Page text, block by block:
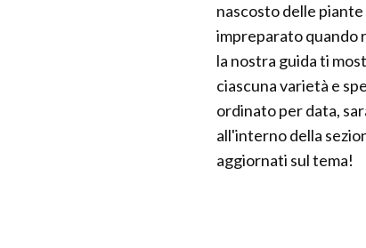
nascosto delle
impreparato quando
la nostra guida ti
ciascuna varietà e
ordinato per data,
all'interno della
aggiornati sul tema!